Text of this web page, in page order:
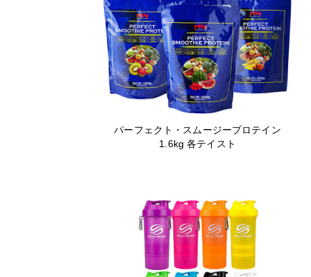
パーフェクト・スムージープロテイン
1.6kg 各テイスト